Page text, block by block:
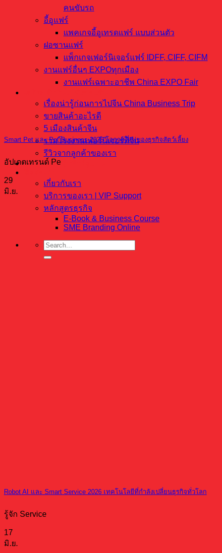
คนขับรถ
อี้อูแฟร์
แพคเกจอี้อูเทรดแฟร์ แบบส่วนตัว
ฝอซานแฟร์
แพ็กเกจเฟอร์นิเจอร์แฟร์ IDFF, CIFF, CIFM
งานแฟร์อื่นๆ EXPOทุกเมือง
งานแฟร์เฉพาะอาชีพ China EXPO Fair
เรื่องน่ารู้ก่อนการไปจีน China Business Trip
ขายสินค้าอะไรดี
5 เมืองสินค้าจีน
รวมโรงงานเฟอร์นิเจอร์ที่จีน
รีวิวจากลูกค้าของเรา
บริการจัดกรุ๊ปทัวร์ดูงาน
เกี่ยวกับเรา
บริการของเรา | VIP Support
หลักสูตรธุรกิจ
E-Book & Business Course
SME Branding Online
Smart Pet และ Pet Business 2026 โอกาสใหม่ของธุรกิจสัตว์เลี้ยง
อัปเดตเทรนด์ Pe
29
มิ.ย.
Robot AI และ Smart Service 2026 เทคโนโลยีที่กำลังเปลี่ยนธุรกิจทั่วโลก
รู้จัก Service
17
มิ.ย.